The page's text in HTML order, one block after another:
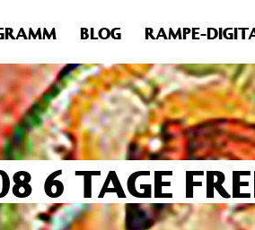
post_permalink ist seit Version
on line6031
BLOG RAMPE-
6 TAGE